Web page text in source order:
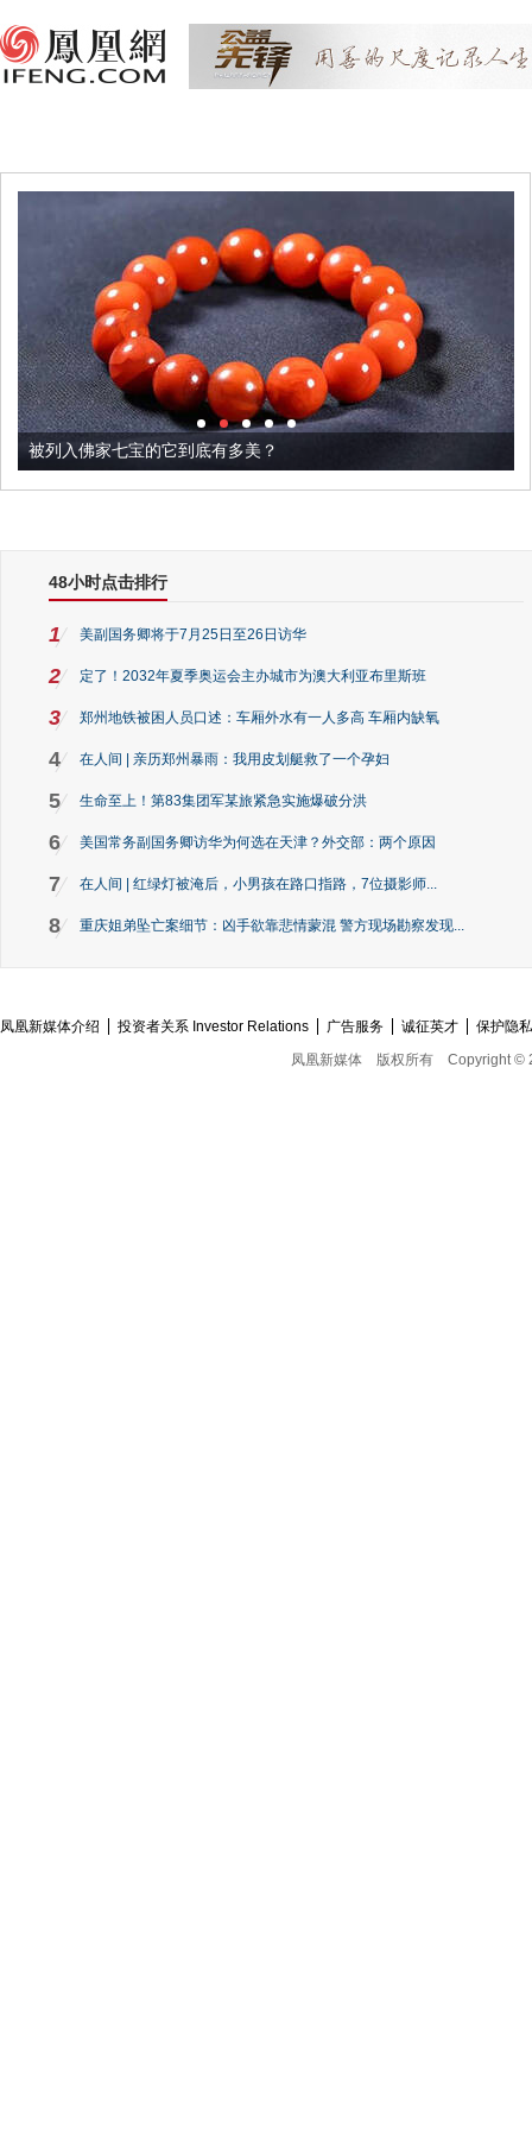
被列入佛家七宝的它到底有多美？
48小时点击排行
1 美副国务卿将于7月25日至26日访华
2 定了！2032年夏季奥运会主办城市为澳大利亚布里斯班
3 郑州地铁被困人员口述：车厢外水有一人多高 车厢内缺氧
4 在人间 | 亲历郑州暴雨：我用皮划艇救了一个孕妇
5 生命至上！第83集团军某旅紧急实施爆破分洪
6 美国常务副国务卿访华为何选在天津？外交部：两个原因
7 在人间 | 红绿灯被淹后，小男孩在路口指路，7位摄影师...
8 重庆姐弟坠亡案细节：凶手欲靠悲情蒙混 警方现场勘察发现...
凤凰新媒体介绍 投资者关系 Investor Relations 广告服务 诚征英才
保护隐
凤凰新媒体
版权所有 Copyright ©